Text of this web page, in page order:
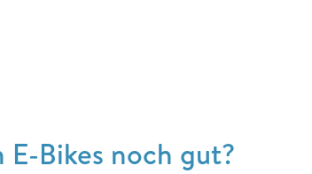
Bikes noch gut?